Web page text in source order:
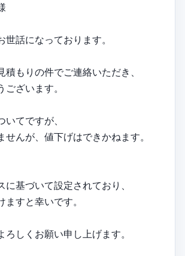
世話になっております。
積もりの件でご連絡いただき、
ざいます。
いてですが、
せんが、値下げはできかねます。
に基づいて設定されており、
ますと幸いです。
ろしくお願い申し上げます。